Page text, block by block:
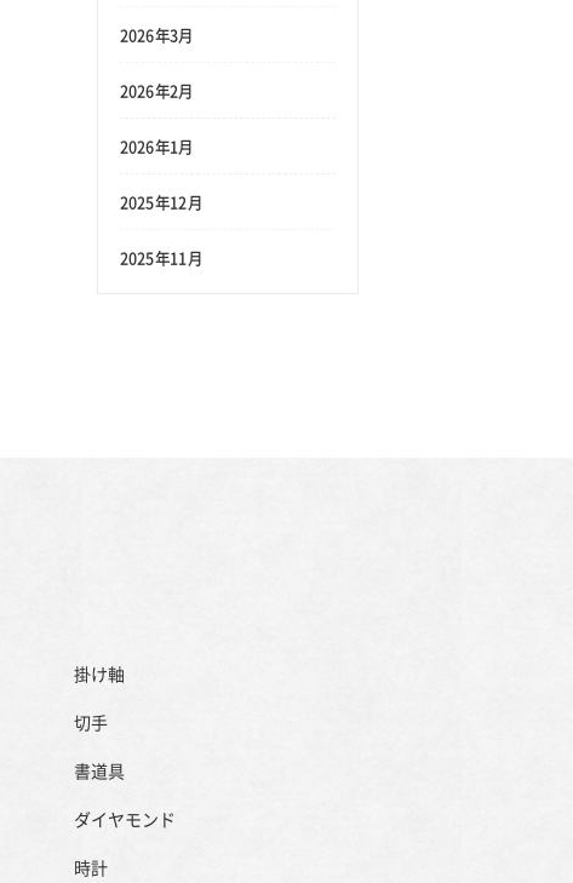
2026年3月
2026年2月
2026年1月
2025年12月
2025年11月
掛け軸
切手
書道具
ダイヤモンド
時計